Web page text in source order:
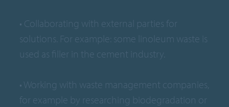
• Collaborating with external parties for
solutions. For example: some linoleum waste is
used as filler in the cement industry.
• Working with waste management companies,
for example by researching biodegradation or